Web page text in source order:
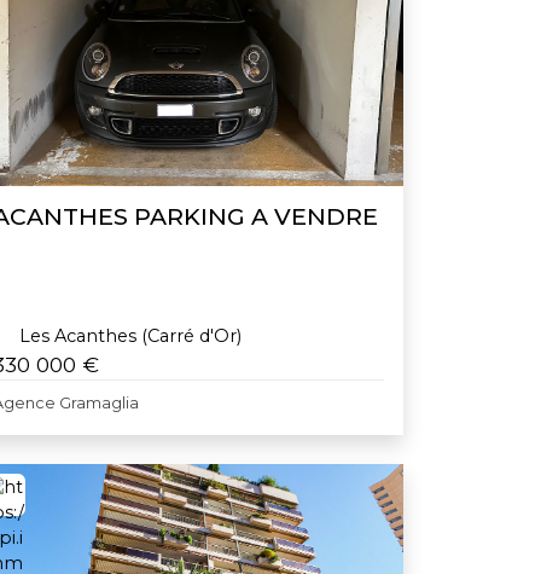
PARKING A VENDRE
Les Acanthes (Carré d'Or)
000 €
Gramaglia